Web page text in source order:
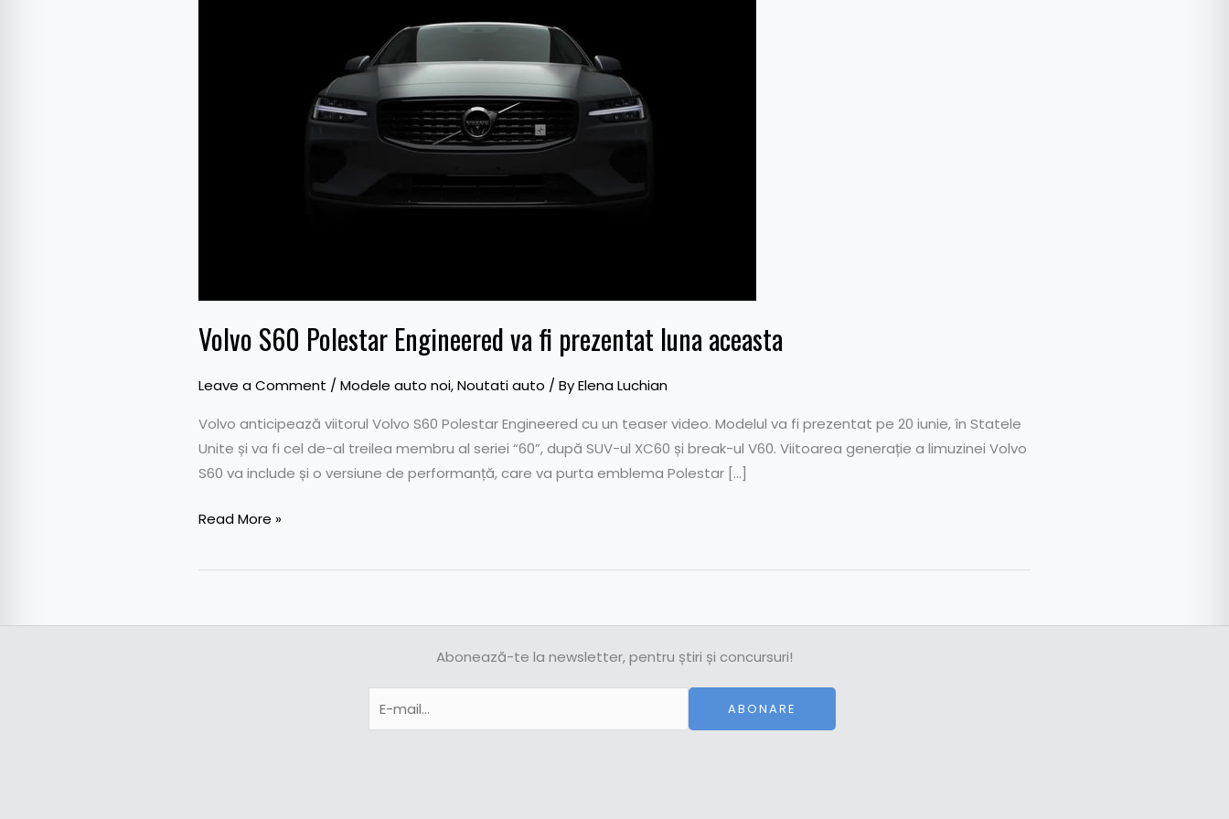
Volvo S60 Polestar Engineered va fi prezentat luna aceasta
Leave a Comment / Modele auto noi,Noutati auto / ByElena Luchian
Volvo anticipează viitorul Volvo S60 Polestar Engineered cu un teaser video. Modelul va fi prezentat pe 20 iunie, în Statele
Unite și va fi cel de-al treilea membru al seriei “60”, după SUV-ul XC60 și break-ul V60. Viitoarea generație a limuzinei Volvo
S60 va include și o versiune de performanță, care va purta emblema Polestar […]
Read More »
Abonează-te la newsletter, pentru știri și concursuri!
ABONARE